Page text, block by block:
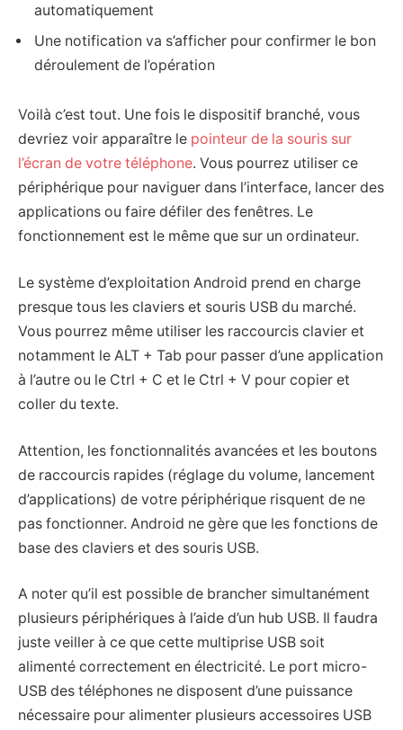
automatiquement
Une notification va s’afficher pour confirmer le bon
déroulement de l’opération
Voilà c’est tout. Une fois le dispositif branché, vous
devriez voir apparaître le pointeur de la souris sur
l’écran de votre téléphone. Vous pourrez utiliser ce
périphérique pour naviguer dans l’interface, lancer des
applications ou faire défiler des fenêtres. Le
fonctionnement est le même que sur un ordinateur.
Le système d’exploitation Android prend en charge
presque tous les claviers et souris USB du marché.
Vous pourrez même utiliser les raccourcis clavier et
notamment le ALT + Tab pour passer d’une application
à l’autre ou le Ctrl + C et le Ctrl + V pour copier et
coller du texte.
Attention, les fonctionnalités avancées et les boutons
de raccourcis rapides (réglage du volume, lancement
d’applications) de votre périphérique risquent de ne
pas fonctionner. Android ne gère que les fonctions de
base des claviers et des souris USB.
A noter qu’il est possible de brancher simultanément
plusieurs périphériques à l’aide d’un hub USB. Il faudra
juste veiller à ce que cette multiprise USB soit
alimenté correctement en électricité. Le port micro-
USB des téléphones ne disposent d’une puissance
nécessaire pour alimenter plusieurs accessoires USB